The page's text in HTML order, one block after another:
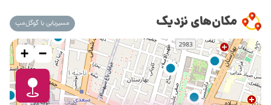
مکان‌های نزدیک مسیریابی با گوگل‌مپ
+ −